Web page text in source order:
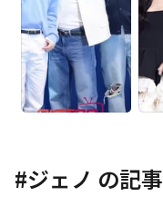
#ジェノ の記事